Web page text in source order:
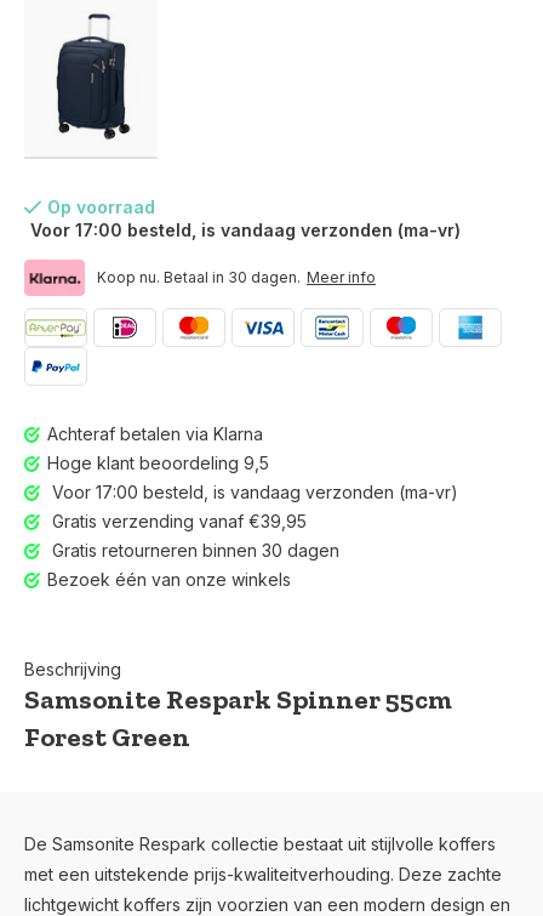
Gratis retourneren binnen 30 dagen
Op voorraad
Voor 17:00 besteld, is vandaag verzonden (ma-vr)
Koop nu. Betaal in 30 dagen. Meer info
Achteraf betalen via Klarna
Hoge klant beoordeling 9,5
Voor 17:00 besteld, is vandaag verzonden (ma-vr)
Gratis verzending vanaf €39,95
Gratis retourneren binnen 30 dagen
Bezoek één van onze winkels
Beschrijving
Samsonite Respark Spinner 55cm
Forest Green
De Samsonite Respark collectie bestaat uit stijlvolle koffers
met een uitstekende prijs-kwaliteitverhouding. Deze zachte
lichtgewicht koffers zijn voorzien van een modern design en